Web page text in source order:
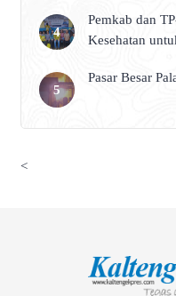
Pemkab dan
Kesehatan
Pasar Besar
<